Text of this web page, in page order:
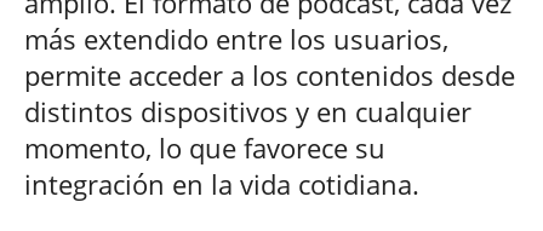
más extendido entre los usuarios,
permite acceder a los contenidos desde
distintos dispositivos y en cualquier
momento, lo que favorece su
integración en la vida cotidiana.